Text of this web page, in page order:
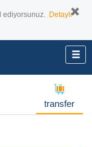
ediyorsunuz. Detaylı
transfer